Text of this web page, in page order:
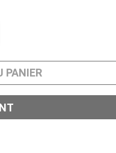
PANIER